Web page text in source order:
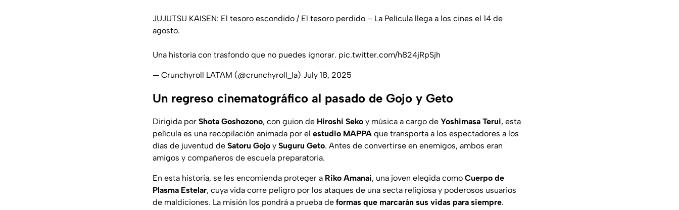
JUJUTSU KAISEN: El tesoro escondido / El tesoro perdido – La Película llega a los cines el 14 de
agosto.
Una historia con trasfondo que no puedes ignorar. pic.twitter.com/h824jRpSjh
— Crunchyroll LATAM (@crunchyroll_la) July 18, 2025
Un regreso cinematográfico al pasado de Gojo y Geto
Dirigida por Shota Goshozono, con guion de Hiroshi Seko y música a cargo de Yoshimasa Terui, esta
película es una recopilación animada por el estudio MAPPA que transporta a los espectadores a los
días de juventud de Satoru Gojo y Suguru Geto. Antes de convertirse en enemigos, ambos eran
amigos y compañeros de escuela preparatoria.
En esta historia, se les encomienda proteger a Riko Amanai, una joven elegida como Cuerpo de
Plasma Estelar, cuya vida corre peligro por los ataques de una secta religiosa y poderosos usuarios
de maldiciones. La misión los pondrá a prueba de formas que marcarán sus vidas para siempre.